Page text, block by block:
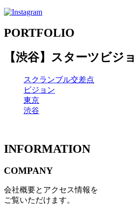
PORTFOLIO
【渋谷】スターツビジ
スクランブル交差点
ビジョン
東京
渋谷
INFORMATION
COMPANY
会社概要とアクセス情報を
ご覧いただけます。